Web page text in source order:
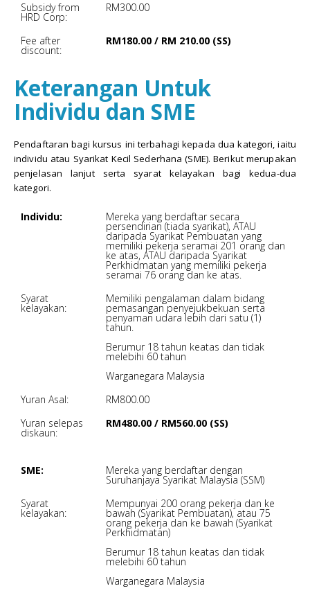
Subsidy from
HRD Corp:
RM300.00
Fee after
discount:
RM180.00 / RM 210.00 (SS)
Keterangan Untuk
Individu dan SME
Pendaftaran bagi kursus ini terbahagi kepada dua kategori, iaitu
individu atau Syarikat Kecil Sederhana (SME). Berikut merupakan
penjelasan lanjut serta syarat kelayakan bagi kedua-dua
kategori.
Individu: Mereka yang berdaftar secara
persendirian (tiada syarikat), ATAU
daripada Syarikat Pembuatan yang
memiliki pekerja seramai 201 orang dan
ke atas, ATAU daripada Syarikat
Perkhidmatan yang memiliki pekerja
seramai 76 orang dan ke atas.
Syarat
kelayakan:
Memiliki pengalaman dalam bidang
pemasangan penyejukbekuan serta
penyaman udara lebih dari satu (1)
tahun.
Berumur 18 tahun keatas dan tidak
melebihi 60 tahun
Warganegara Malaysia
Yuran Asal:
RM800.00
Yuran selepas
diskaun:
RM480.00 / RM560.00 (SS)
SME: Mereka yang berdaftar dengan
Suruhanjaya Syarikat Malaysia (SSM)
Syarat
kelayakan:
Mempunyai 200 orang pekerja dan ke
bawah (Syarikat Pembuatan), atau 75
orang pekerja dan ke bawah (Syarikat
Perkhidmatan)
Berumur 18 tahun keatas dan tidak
melebihi 60 tahun
Warganegara Malaysia